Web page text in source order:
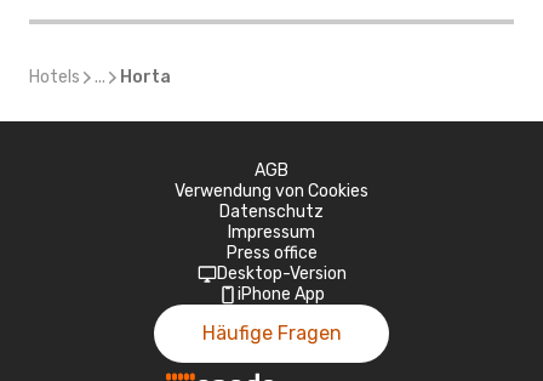
Hotels ... Horta
AGB
Verwendung von Cookies
Datenschutz
Impressum
Press office
Desktop-Version
iPhone App
Häufige Fragen